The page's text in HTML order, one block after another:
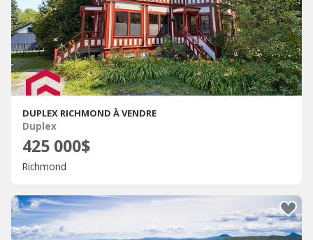
DUPLEX RICHMOND À VENDRE
Duplex
425 000$
Richmond